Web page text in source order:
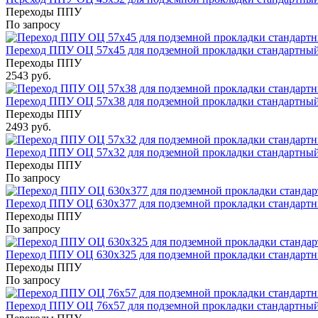
Переходы ППУ
По запросу
Переход ППУ ОЦ 57x45 для подземной прокладки
Переходы ППУ
2543 руб.
Переход ППУ ОЦ 57x38 для подземной прокладки
Переходы ППУ
2493 руб.
Переход ППУ ОЦ 57x32 для подземной прокладки
Переходы ППУ
По запросу
Переход ППУ ОЦ 630x377 для подземной прокладки
Переходы ППУ
По запросу
Переход ППУ ОЦ 630x325 для подземной прокладки
Переходы ППУ
По запросу
Переход ППУ ОЦ 76x57 для подземной прокладки